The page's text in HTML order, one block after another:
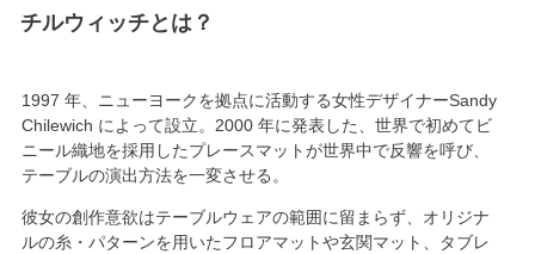
チルウィッチ
1997 年、ニューヨークを拠点に活動する女性デザイナーSandy
Chilewich によって設立。 2000 年に発表した、 世界で初めてビ
ニール織地を採用 したプレースマットが世界中で反響を呼び、
テーブルの演出方法を一変させる。
彼女の創作意欲はテーブルウェアの範囲に留まらず、オリジナ
ルの糸・パターンを用いたフロアマットや玄関マット、タブレ